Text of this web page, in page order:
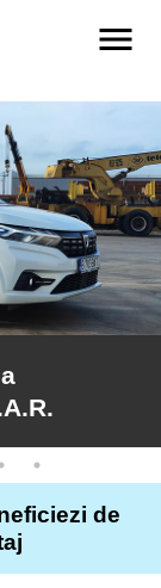
menu
de